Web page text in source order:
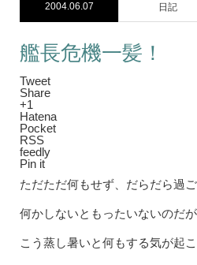
2004.06.07 日記
艦長危機一髪！
Tweet
Share
+1
Hatena
Pocket
RSS
feedly
Pin it
ただただ何もせず、だらだら過ご
何かしないともったいないのだが
こう蒸し暑いと何もする気が起こ